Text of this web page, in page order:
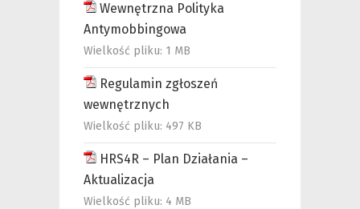
Wewnętrzna Polityka
Antymobbingowa
Wielkość pliku: 1 MB
Regulamin zgłoszeń
wewnętrznych
Wielkość pliku: 497 KB
HRS4R – Plan Działania –
Aktualizacja
Wielkość pliku: 4 MB